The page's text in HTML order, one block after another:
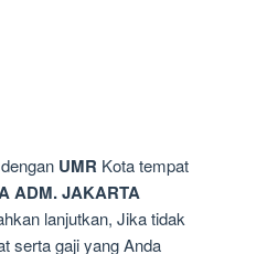
UMR Kota tempat
ADM. JAKARTA
lanjutkan, Jika tidak
serta gaji yang Anda